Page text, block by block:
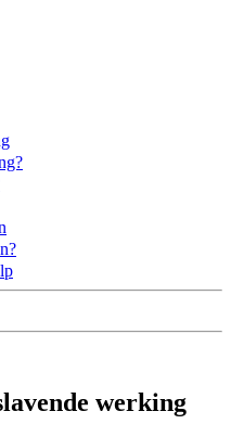
werking